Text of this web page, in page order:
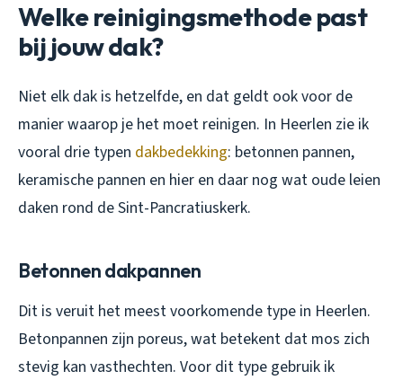
Welke reinigingsmethode past
bij jouw dak?
Niet elk dak is hetzelfde, en dat geldt ook voor de
manier waarop je het moet reinigen. In Heerlen zie ik
vooral drie typen dakbedekking: betonnen pannen,
keramische pannen en hier en daar nog wat oude leien
daken rond de Sint-Pancratiuskerk.
Betonnen dakpannen
Dit is veruit het meest voorkomende type in Heerlen.
Betonpannen zijn poreus, wat betekent dat mos zich
stevig kan vasthechten. Voor dit type gebruik ik